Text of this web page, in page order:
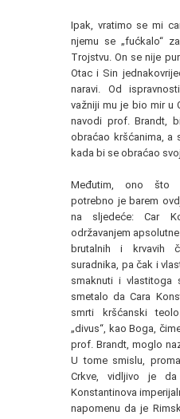
Ipak, vratimo se mi
njemu se „fućkalo“
Trojstvu. On se nije
Otac i Sin
naravi. Od
važniji mu je bio mir u
navodi prof. Brandt,
obraćao kršćanima, a
kada bi se obraćao
Međutim, ono što
potrebno je barem
na sljedeće: Car
održavanjem
brutalnih i krvavih
suradnika, pa čak i
smaknuti i vlastitoga
smetalo da Cara
smrti kršćanski
„divus“, kao Boga,
prof. Brandt, moglo
U tome smislu,
Crkve, vidljivo je
Konstantinova
napomenu da je